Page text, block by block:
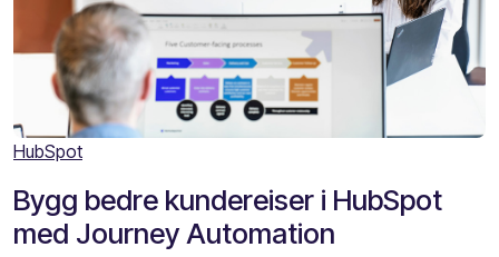
HubSpot
Bygg bedre kundereiser i HubSpot
med Journey Automation